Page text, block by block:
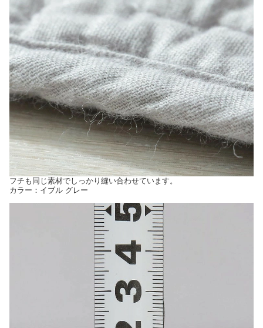
フチも同じ素材でしっかり縫い合わせています。
カラー：イブル グレー